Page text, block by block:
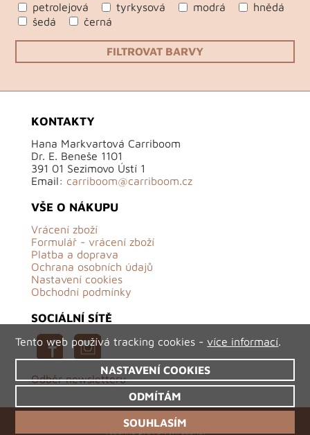
petrolejová
tyrkysová modrá
hnědá
šedá
černá
FILTROVAT BARVY
KONTAKTY
Hana Markvartová Carriboom
Dr. E. Beneše 1101
391 01 Sezimovo Ústí 1
Email: carriboom@carriboom.cz
VŠE O NÁKUPU
Vrácení zboží
Formulář - vrácení zboží
Platba a doprava
Ochrana osobních údajů
Nastavení cookies
Obchodní podmínky
SOCIÁLNÍ SÍTĚ
Odběr newsletteru
©2026 Carriboom.cz - originální české oděvy,
všechna práva vyhrazena.
Tento web používá tracking cookies -více informací.
NASTAVENÍ COOKIES
ODMÍTÁM
SOUHLASÍM